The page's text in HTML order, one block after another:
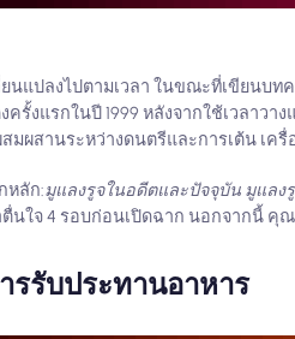
นแปลงไปตามเวลา ในขณะที่เขียนบ
ครั้งแรกในปี 1999 หลังจากใช้เวลาว
มผสานระหว่างดนตรีและการเต้น เค
หลัก:มูแลงรูจในอดีตและปัจจุบัน มูแลง
นใจ 4 รอบก่อนเปิดฉาก นอกจากนี้ คุ
รรับประทานอาหาร